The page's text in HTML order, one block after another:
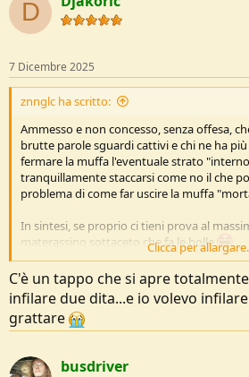
D
7 Dicembre 2025
znnglc ha scritto:
Ammesso e non concesso, senza offesa,
brutte parole sguardi cattivi e chi ne ha
fermare la muffa l'eventuale strato
tranquillamente staccarsi come no il che
problema di come far uscire la muffa
In sintesi, se proprio ci tieni prova al
materassino sottaceto che fa le bolle
Ciao, Gianluca
Clicca per
C'è un tappo che si apre
infilare due dita...e io volevo
grattare
busdriver